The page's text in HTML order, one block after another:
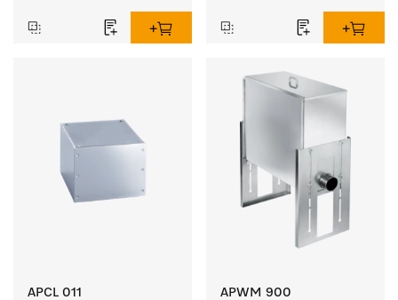
APCL 011 APWM 900